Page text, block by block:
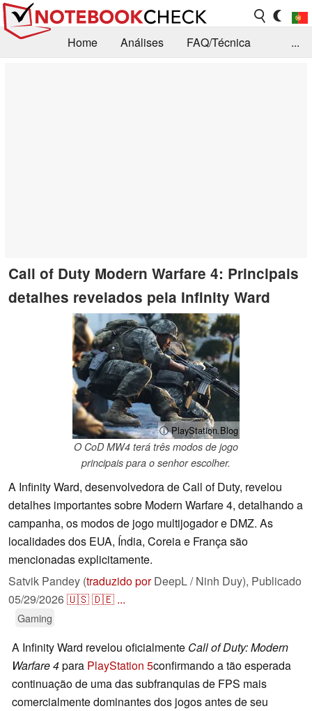
Home Análises
FAQ/Técnica
...
Call of Duty Modern Warfare 4: Principais
detalhes revelados pela Infinity Ward
ⓘ PlayStation.Blog
O CoD MW4 terá três modos de jogo
principais para o senhor escolher.
A Infinity Ward, desenvolvedora de Call of Duty, revelou
detalhes importantes sobre Modern Warfare 4, detalhando a
campanha, os modos de jogo multijogador e DMZ. As
localidades dos EUA, Índia, Coreia e França são
mencionadas explicitamente.
Satvik Pandey (traduzido porDeepL / Ninh Duy), Publicado
05/29/2026🇺🇸🇩🇪 ...
Gaming
A Infinity Ward revelou oficialmente Call of Duty: Modern
Warfare 4para PlayStation 5confirmando a tão esperada
continuação de uma das subfranquias de FPS mais
comercialmente dominantes dos jogos antes de seu